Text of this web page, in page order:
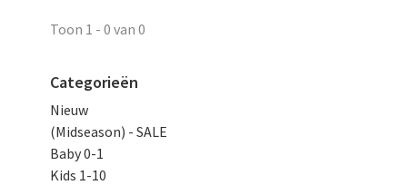
Toon 1 - 0 van 0
Categorieën
Nieuw
(Midseason) - SALE
Baby 0-1
Kids 1-10